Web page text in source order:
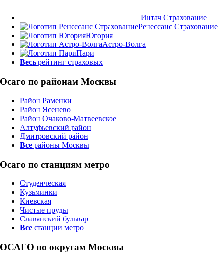
Интач Страхование
Ренессанс Страхование
Югория
Астро-Волга
Пари
Весь рейтинг страховых
Осаго по районам Москвы
Район Раменки
Район Ясенево
Район Очаково-Матвеевское
Алтуфьевский район
Дмитровский район
Все районы Москвы
Осаго по станциям метро
Студенческая
Кузьминки
Киевская
Чистые пруды
Славянский бульвар
Все станции метро
ОСАГО по округам Москвы